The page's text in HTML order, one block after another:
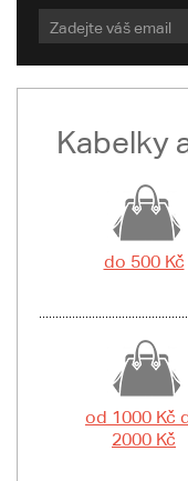
Kabelky
do 500 Kč
od 1000 Kč
2000 Kč